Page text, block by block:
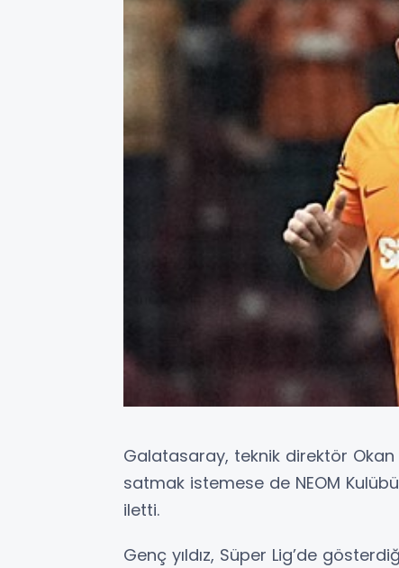
Galatasaray, teknik direktör
satmak istemese de NEOM
iletti.
Genç yıldız, Süper Lig’de